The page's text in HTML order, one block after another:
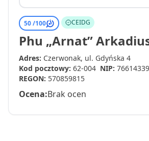
50 /100 CEIDG
Phu „Arnat”
Adres: Czerwonak, ul. Gdyńska 4
Kod pocztowy: 62-004 NIP:
REGON: 570859815
Ocena:Brak ocen